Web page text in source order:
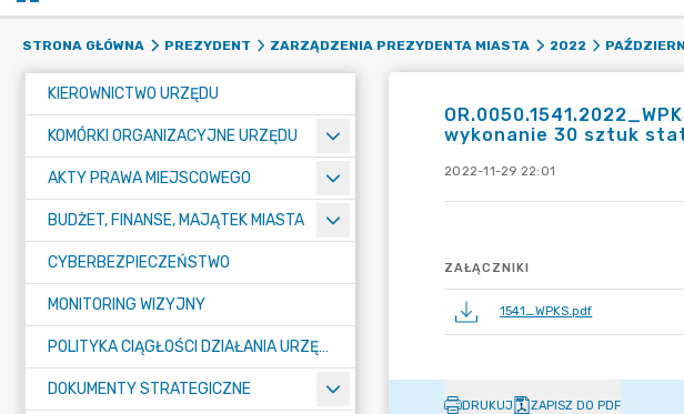
STRONA GŁÓWNA PREZYDENT ZARZĄDZENIA PREZYDENTA MIASTA 2022
KIEROWNICTWO URZĘDU
KOMÓRKI ORGANIZACYJNE URZĘDU
AKTY PRAWA MIEJSCOWEGO
BUDŻET, FINANSE, MAJĄTEK MIASTA
CYBERBEZPIECZEŃSTWO
MONITORING WIZYJNY
POLITYKA CIĄGŁOŚCI DZIAŁANIA URZĘDU MIASTA ŻORY
DOKUMENTY STRATEGICZNE
wykonanie 30 sztuk
2022-11-29 22:01
ZAŁĄCZNIKI
1541_WPKS.pdf
DRUKUJ ZAPISZ DO PDF